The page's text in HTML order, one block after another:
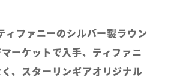
ファニーのシルバー製ラウン
ーケットで入手、ティファニ
、スターリンギアオリジナル